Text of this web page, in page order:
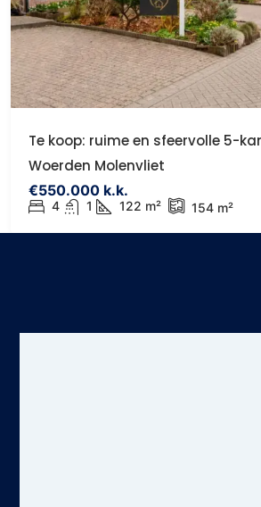
Te koop: ruime en sfeervolle 5-
Woerden Molenvliet
€550.000 k.k.
4 1 122 m² 154 m²